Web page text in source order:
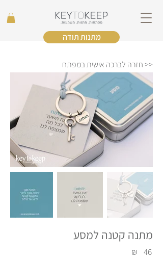
מתנות תודה
<< חזרה לברכה אישית במפתח
מתנה קטנה למסע
46
₪